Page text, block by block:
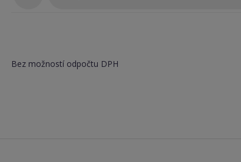
Bez možností odpočtu DPH